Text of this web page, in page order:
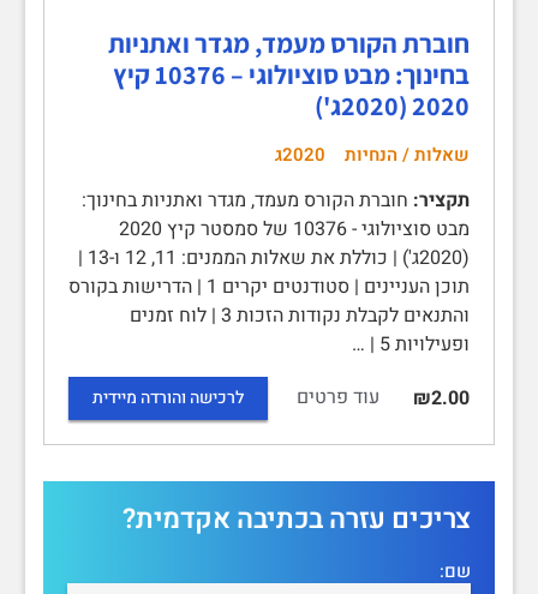
חוברת הקורס מעמד, מגדר ואתניות
בחינוך: מבט סוציולוגי – 10376 קיץ
2020 (2020ג')
שאלות / הנחיות 2020ג
תקציר: חוברת הקורס מעמד, מגדר ואתניות בחינוך:
מבט סוציולוגי - 10376 של סמסטר קיץ 2020
(2020ג') | כוללת את שאלות הממנים: 11, 12 ו-13 |
תוכן העניינים | סטודנטים יקרים 1 | הדרישות בקורס
והתנאים לקבלת נקודות הזכות 3 | לוח זמנים
ופעילויות 5 | …
₪2.00
עוד פרטים לרכישה והורדה מיידית
צריכים עזרה בכתיבה אקדמית?
שם: